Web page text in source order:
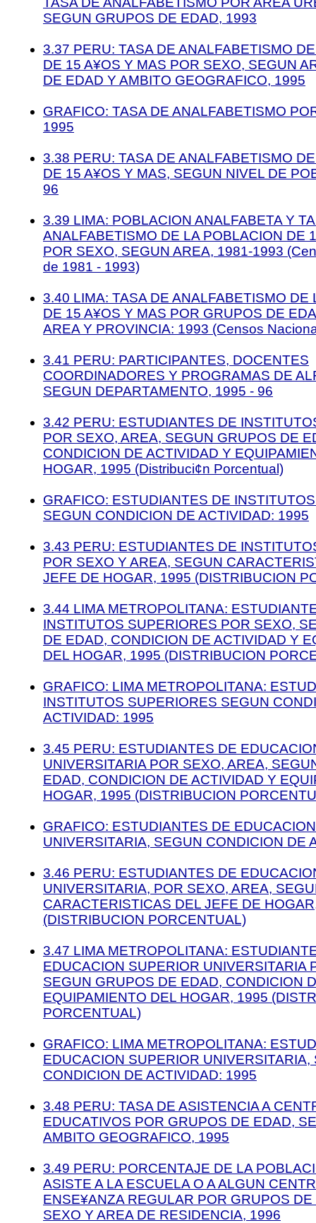
SEGUN GRUPOS DE EDAD, 1993
3.37 PERU: TASA DE ANALFABETISMO
DE 15 A¥OS Y MAS POR SEXO, SEGUN
DE EDAD Y AMBITO GEOGRAFICO, 1995
GRAFICO: TASA DE ANALFABETISMO
1995
3.38 PERU: TASA DE ANALFABETISMO
DE 15 A¥OS Y MAS, SEGUN NIVEL DE
96
3.39 LIMA: POBLACION ANALFABETA Y
ANALFABETISMO DE LA POBLACION DE
POR SEXO, SEGUN AREA, 1981-1993
de 1981 - 1993)
3.40 LIMA: TASA DE ANALFABETISMO DE
DE 15 A¥OS Y MAS POR GRUPOS DE
AREA Y PROVINCIA: 1993 (Censos
3.41 PERU: PARTICIPANTES, DOCENTES
COORDINADORES Y PROGRAMAS DE
SEGUN DEPARTAMENTO, 1995 - 96
3.42 PERU: ESTUDIANTES DE
POR SEXO, AREA, SEGUN GRUPOS DE
CONDICION DE ACTIVIDAD Y
HOGAR, 1995 (Distribuci¢n Porcentual)
GRAFICO: ESTUDIANTES DE
SEGUN CONDICION DE ACTIVIDAD: 1995
3.43 PERU: ESTUDIANTES DE
POR SEXO Y AREA, SEGUN
JEFE DE HOGAR, 1995 (DISTRIBUCION
3.44 LIMA METROPOLITANA:
INSTITUTOS SUPERIORES POR SEXO,
DE EDAD, CONDICION DE ACTIVIDAD Y
DEL HOGAR, 1995 (DISTRIBUCION
GRAFICO: LIMA METROPOLITANA:
INSTITUTOS SUPERIORES SEGUN
ACTIVIDAD: 1995
3.45 PERU: ESTUDIANTES DE
UNIVERSITARIA POR SEXO, AREA,
EDAD, CONDICION DE ACTIVIDAD Y
HOGAR, 1995 (DISTRIBUCION
GRAFICO: ESTUDIANTES DE
UNIVERSITARIA, SEGUN CONDICION DE
3.46 PERU: ESTUDIANTES DE
UNIVERSITARIA, POR SEXO, AREA,
CARACTERISTICAS DEL JEFE DE
(DISTRIBUCION PORCENTUAL)
3.47 LIMA METROPOLITANA:
EDUCACION SUPERIOR UNIVERSITARIA
SEGUN GRUPOS DE EDAD, CONDICION
EQUIPAMIENTO DEL HOGAR, 1995
PORCENTUAL)
GRAFICO: LIMA METROPOLITANA:
EDUCACION SUPERIOR UNIVERSITARIA,
CONDICION DE ACTIVIDAD: 1995
3.48 PERU: TASA DE ASISTENCIA A
EDUCATIVOS POR GRUPOS DE EDAD,
AMBITO GEOGRAFICO, 1995
3.49 PERU: PORCENTAJE DE LA
ASISTE A LA ESCUELA O A ALGUN
ENSE¥ANZA REGULAR POR GRUPOS
SEXO Y AREA DE RESIDENCIA, 1996